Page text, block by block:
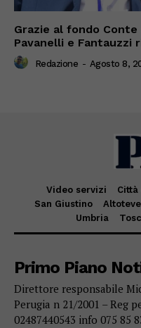
Grazie al fondo Conte
Pavanelli e Fantauzzi
Redazione - Agosto 8,
Video servizi Città
San Giustino
Umbria
Primo Piano
Direttore responsabile
Perugia n 21/2001 – Reg
02487440543 info 075 85